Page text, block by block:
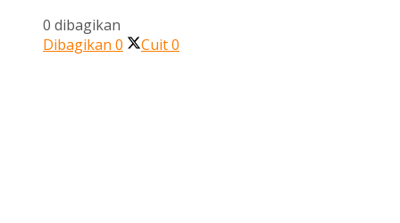
0 dibagikan
Dibagikan 0 Cuit0